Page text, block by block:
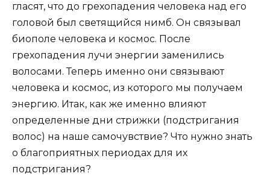
гласят, что до грехопадения человека над его
головой был светящийся нимб. Он связывал
биополе человека и космос. После
грехопадения лучи энергии заменились
волосами. Теперь именно они связывают
человека и космос, из которого мы получаем
энергию. Итак, как же именно влияют
определенные дни стрижки (подстригания
волос) на наше самочувствие? Что нужно знать
о благоприятных периодах для их
подстригания?